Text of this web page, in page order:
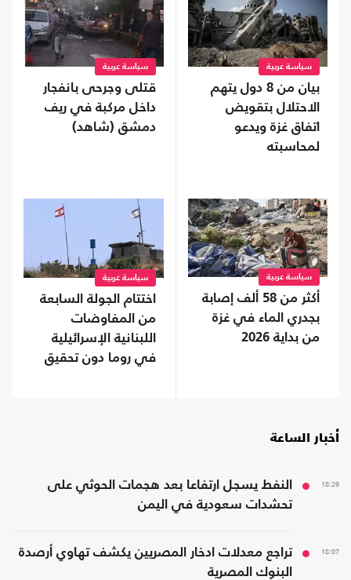
سياسة عربية
بيان من 8 دول يتهم
الاحتلال بتقويض
اتفاق غزة ويدعو
لمحاسبته
سياسة عربية
قتلى وجرحى بانفجار
داخل مركبة في ريف
دمشق (شاهد)
سياسة عربية
أكثر من 58 ألف إصابة
بجدري الماء في غزة
من بداية 2026
سياسة عربية
اختتام الجولة السابعة
من المفاوضات
اللبنانية الإسرائيلية
في روما دون تحقيق
أخبار الساعة
18:29
النفط يسجل ارتفاعا بعد هجمات الحوثي على
تحشدات سعودية في اليمن
18:07
تراجع معدلات ادخار المصريين يكشف تهاوي أرصدة
البنوك المصرية